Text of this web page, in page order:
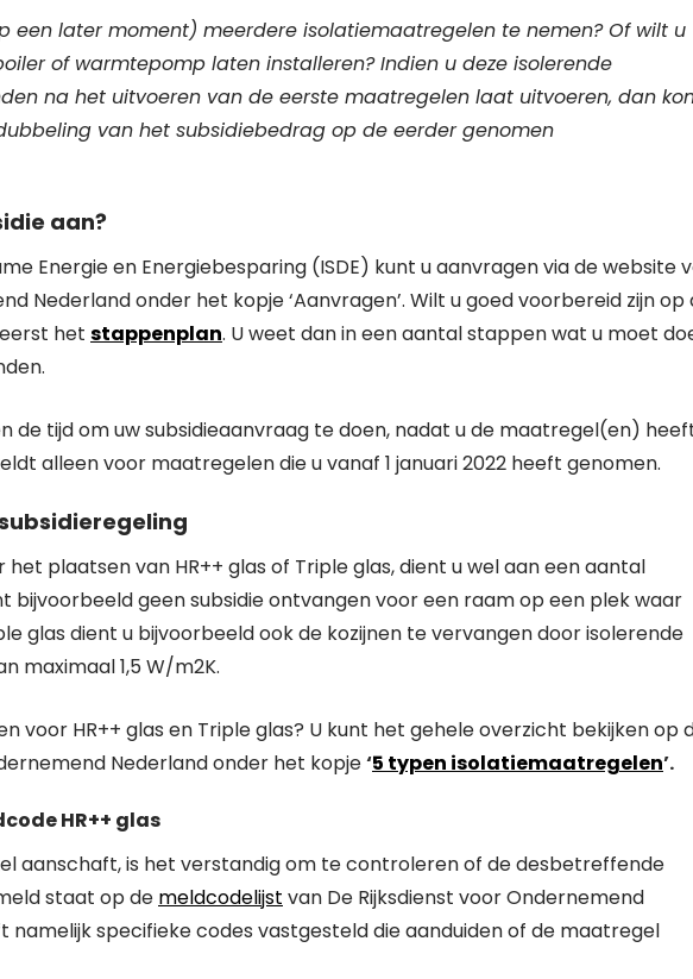
een later moment) meerdere isolatiemaatregelen te nemen? Of wilt u
of warmtepomp laten installeren? Indien u deze isolerende
na het uitvoeren van de eerste maatregelen laat uitvoeren, dan
van het subsidiebedrag op de eerder genomen
aan?
Energie en Energiebesparing (ISDE) kunt u aanvragen via de website
Nederland onder het kopje ‘Aanvragen’. Wilt u goed voorbereid zijn op
het stappenplan. U weet dan in een aantal stappen wat u moet
de tijd om uw subsidieaanvraag te doen, nadat u de maatregel(en)
alleen voor maatregelen die u vanaf 1 januari 2022 heeft genomen.
plaatsen van HR++ glas of Triple glas, dient u wel aan een aantal
bijvoorbeeld geen subsidie ontvangen voor een raam op een plek waar
glas dient u bijvoorbeeld ook de kozijnen te vervangen door isolerende
maximaal 1,5 W/m2K.
voor HR++ glas en Triple glas? U kunt het gehele overzicht bekijken op
Nederland onder het kopje‘5 typen isolatiemaatregelen’.
HR++ glas
aanschaft, is het verstandig om te controleren of de desbetreffende
staat op de meldcodelijst van De Rijksdienst voor Ondernemend
namelijk specifieke codes vastgesteld die aanduiden of de maatregel